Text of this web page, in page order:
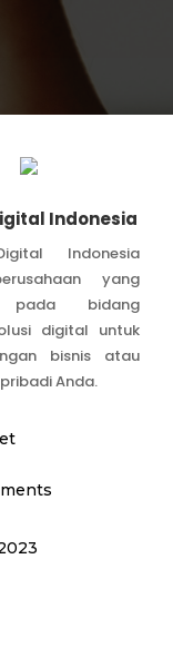
Indonesia
Indonesia
yang
pada bidang
digital untuk
bisnis atau
Anda.